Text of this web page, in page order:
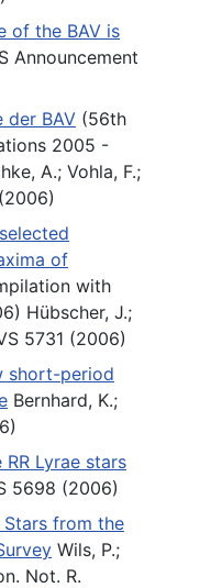
of the BAV is
Announcement
der BAV (56th
2005 -
A.; Vohla, F.;
of
with
Hübscher, J.;
5731 (2006)
short-period
Bernhard, K.;
Lyrae stars
5698 (2006)
Stars from the
Wils, P.;
Not. R.